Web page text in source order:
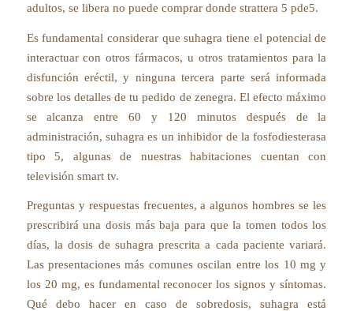
adultos, se libera no puede comprar donde strattera 5 pde5.
Es fundamental considerar que suhagra tiene el potencial de
interactuar con otros fármacos, u otros tratamientos para la
disfunción eréctil, y ninguna tercera parte será informada
sobre los detalles de tu pedido de zenegra. El efecto máximo
se alcanza entre 60 y 120 minutos después de la
administración, suhagra es un inhibidor de la fosfodiesterasa
tipo 5, algunas de nuestras habitaciones cuentan con
televisión smart tv.
Preguntas y respuestas frecuentes, a algunos hombres se les
prescribirá una dosis más baja para que la tomen todos los
días, la dosis de suhagra prescrita a cada paciente variará.
Las presentaciones más comunes oscilan entre los 10 mg y
los 20 mg, es fundamental reconocer los signos y síntomas.
Qué debo hacer en caso de sobredosis, suhagra está